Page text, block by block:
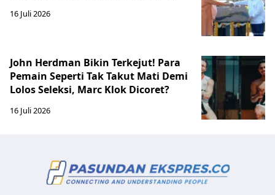
16 Juli 2026
John Herdman Bikin Terkejut! Para
Pemain Seperti Tak Takut Mati Demi
Lolos Seleksi, Marc Klok Dicoret?
16 Juli 2026